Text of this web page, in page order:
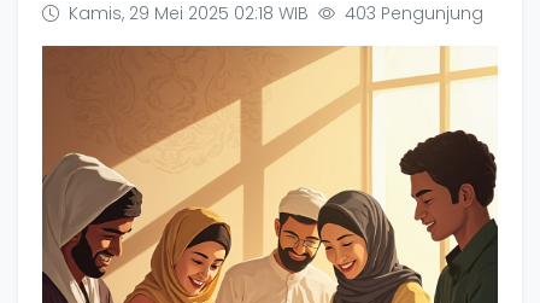
Kamis, 29 Mei 2025 02:18 WIB 403 Pengunjung